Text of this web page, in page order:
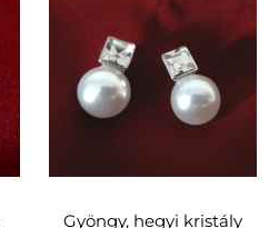
Gyöngy, hegyi kristály